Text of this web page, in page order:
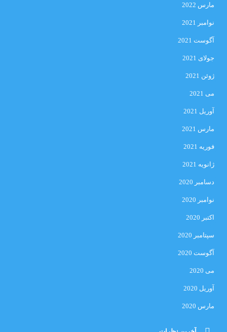
مارس 2022
نوامبر 2021
آگوست 2021
جولای 2021
ژوئن 2021
می 2021
آوریل 2021
مارس 2021
فوریه 2021
ژانویه 2021
دسامبر 2020
نوامبر 2020
اکتبر 2020
سپتامبر 2020
آگوست 2020
می 2020
آوریل 2020
مارس 2020